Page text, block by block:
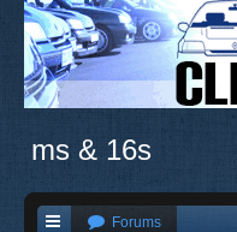
ms & 16s
Forums